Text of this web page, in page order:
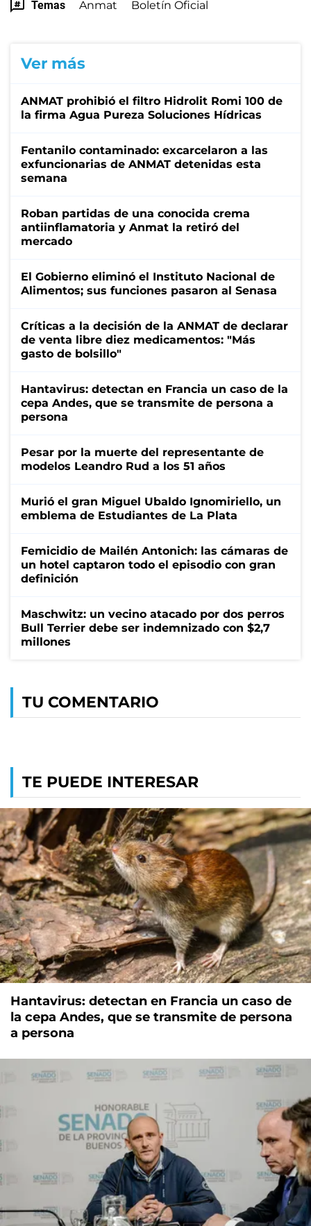
Temas Anmat Boletín Oficial
Ver más
ANMAT prohibió el filtro Hidrolit Romi 100 de
la firma Agua Pureza Soluciones Hídricas
Fentanilo contaminado: excarcelaron a las
exfuncionarias de ANMAT detenidas esta
semana
Roban partidas de una conocida crema
antiinflamatoria y Anmat la retiró del
mercado
El Gobierno eliminó el Instituto Nacional de
Alimentos; sus funciones pasaron al Senasa
Críticas a la decisión de la ANMAT de declarar
de venta libre diez medicamentos: "Más
gasto de bolsillo"
Hantavirus: detectan en Francia un caso de la
cepa Andes, que se transmite de persona a
persona
Pesar por la muerte del representante de
modelos Leandro Rud a los 51 años
Murió el gran Miguel Ubaldo Ignomiriello, un
emblema de Estudiantes de La Plata
Femicidio de Mailén Antonich: las cámaras de
un hotel captaron todo el episodio con gran
definición
Maschwitz: un vecino atacado por dos perros
Bull Terrier debe ser indemnizado con $2,7
millones
TU COMENTARIO
TE PUEDE INTERESAR
Hantavirus: detectan en Francia un caso de
la cepa Andes, que se transmite de persona
a persona